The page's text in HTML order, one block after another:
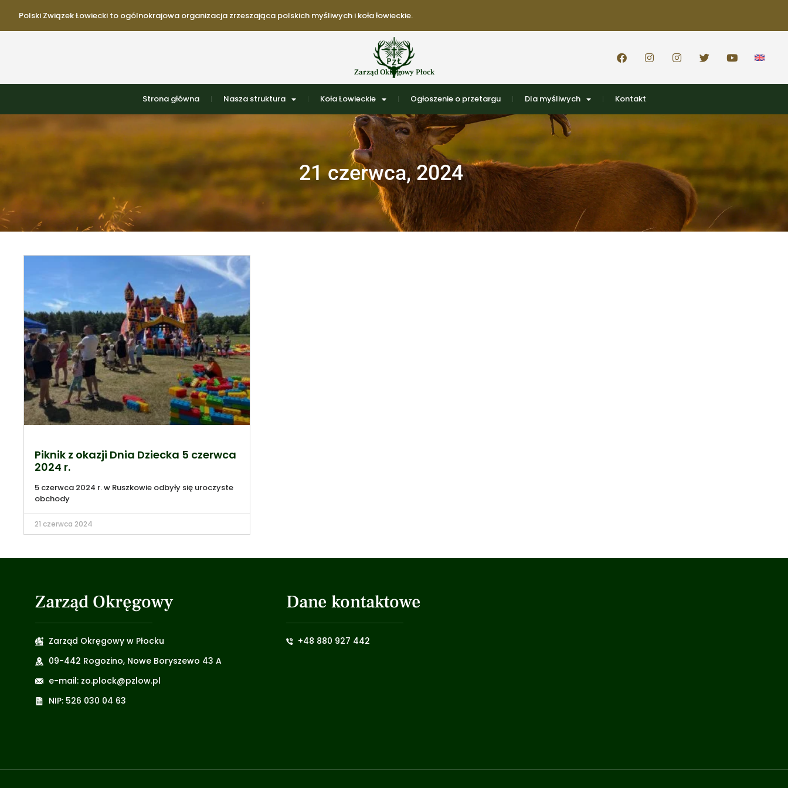
Polski Związek Łowiecki to ogólnokrajowa organizacja zrzeszająca polskich myśliwych i koła łowieckie.
Zarząd Okręgowy Płock
Strona główna Nasza struktura Koła Łowieckie Ogłoszenie o przetargu Dla myśliwych Kontakt
21 czerwca, 2024
Piknik z okazji Dnia Dziecka 5 czerwca
2024 r.
5 czerwca 2024 r. w Ruszkowie odbyły się uroczyste
obchody
21 czerwca 2024
Zarząd Okręgowy
Zarząd Okręgowy w Płocku
09-442 Rogozino, Nowe Boryszewo 43 A
e-mail: zo.plock@pzlow.pl
NIP: 526 030 04 63
Dane kontaktowe
+48 880 927 442